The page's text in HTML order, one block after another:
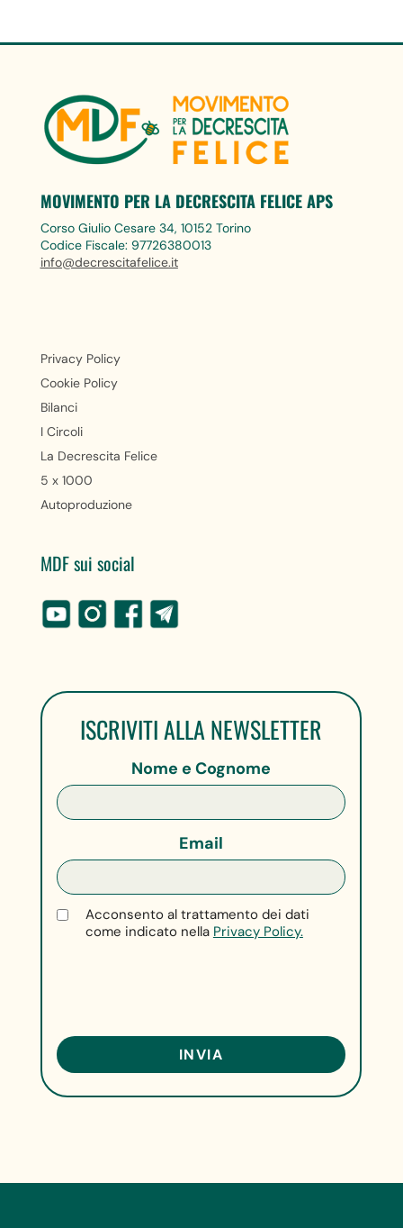
MOVIMENTO PER LA DECRESCITA FELICE APS
Corso Giulio Cesare 34, 10152 Torino
Codice Fiscale: 97726380013
info@decrescitafelice.it
Privacy Policy
Cookie Policy
Bilanci
I Circoli
La Decrescita Felice
5 x 1000
Autoproduzione
MDF sui social
ISCRIVITI ALLA NEWSLETTER
Nome e Cognome
Email
Acconsento al trattamento dei dati
come indicato nella Privacy Policy.